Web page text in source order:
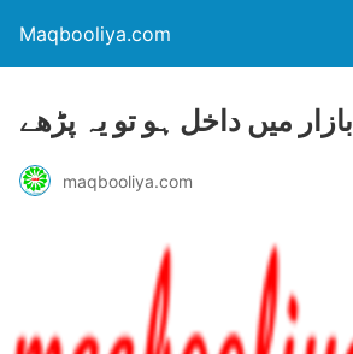
Maqbooliya.com
بازار میں داخل ہو تو یہ پڑھے
maqbooliya.com